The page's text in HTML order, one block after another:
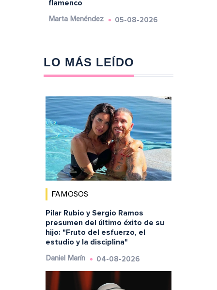
flamenco
Marta Menéndez 05-08-2026
LO MÁS LEÍDO
FAMOSOS
Pilar Rubio y Sergio Ramos
presumen del último éxito de su
hijo: "Fruto del esfuerzo, el
estudio y la disciplina"
Daniel Marín 04-08-2026